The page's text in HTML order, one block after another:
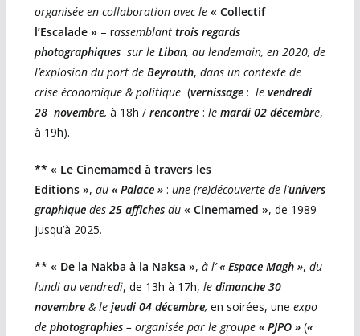
organisée en collaboration avec le « Collectif
l’Escalade » – rassemblanttrois regards
photographiquessur le Liban, au lendemain, en 2020, de
l’explosion du port deBeyrouth, dans un contexte de
crise économique & politique(vernissage : le vendredi
28 novembre, à 18h / rencontre : lemardi 02 décembre,
à 19h).
** « Le Cinemamed à travers les
Editions », au « Palace » : une (re)découverte de l’univers
graphiquedes25 affichesdu « Cinemamed », de 1989
jusqu’à 2025.
** « De la Nakba à la Naksa », à l’« Espace Magh », du
lundi au vendredi, de 13h à 17h, le dimanche 30
novembre& le jeudi 04 décembre, en soirées, une expo
dephotographies – organisée par le groupe « PJPO » («